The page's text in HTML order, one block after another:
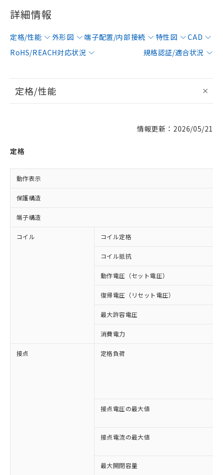
詳細情報
定格/性能 外形図 端子配置/内部接続 特性図
CAD
RoHS/REACH対応状況
規格認証/適合状況
定格/性能
情報更新：2026/05/21
定格
動作表示
保護構造
端子構造
コイル コイル定格
コイル抵抗
動作電圧（セット電圧）
復帰電圧（リセット電圧）
最大許容電圧
消費電力
接点 定格負荷
接点電圧の最大値
接点電流の最大値
最大開閉容量